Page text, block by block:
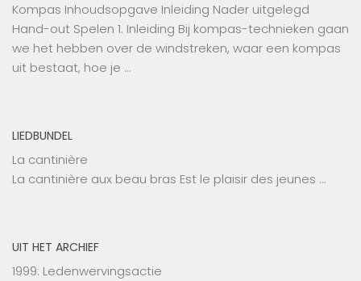
Kompas Inhoudsopgave Inleiding Nader uitgelegd
Hand-out Spelen 1. Inleiding Bij kompas-technieken gaan
we het hebben over de windstreken, waar een kompas
uit bestaat, hoe je …
LIEDBUNDEL
La cantinière
La cantinière aux beau bras Est le plaisir des jeunes …
UIT HET ARCHIEF
1999: Ledenwervingsactie